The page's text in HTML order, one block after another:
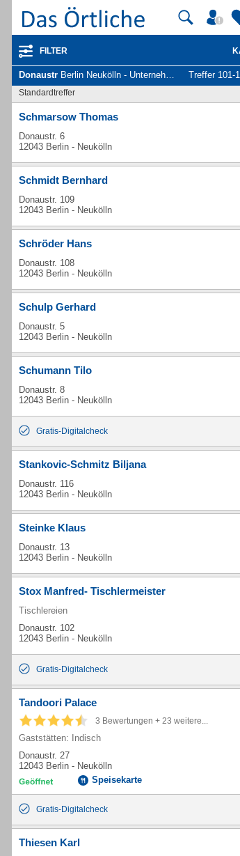
FILTER
Donaustr Berlin Neukölln - Unternehmen und Personen Treffer 101-
Standardtreffer
Schmarsow Thomas
Donaustr. 6
12043 Berlin - Neukölln
Schmidt Bernhard
Donaustr. 109
12043 Berlin - Neukölln
Schröder Hans
Donaustr. 108
12043 Berlin - Neukölln
Schulp Gerhard
Donaustr. 5
12043 Berlin - Neukölln
Schumann Tilo
Donaustr. 8
12043 Berlin - Neukölln
Gratis-Digitalcheck
Stankovic-Schmitz Biljana
Donaustr. 116
12043 Berlin - Neukölln
Steinke Klaus
Donaustr. 13
12043 Berlin - Neukölln
Stox Manfred- Tischlermeister
Tischlereien
Donaustr. 102
12043 Berlin - Neukölln
Gratis-Digitalcheck
Tandoori Palace
3 Bewertungen + 23 weitere...
Gaststätten: Indisch
Donaustr. 27
12043 Berlin - Neukölln
Speisekarte
Gratis-Digitalcheck
Thiesen Karl